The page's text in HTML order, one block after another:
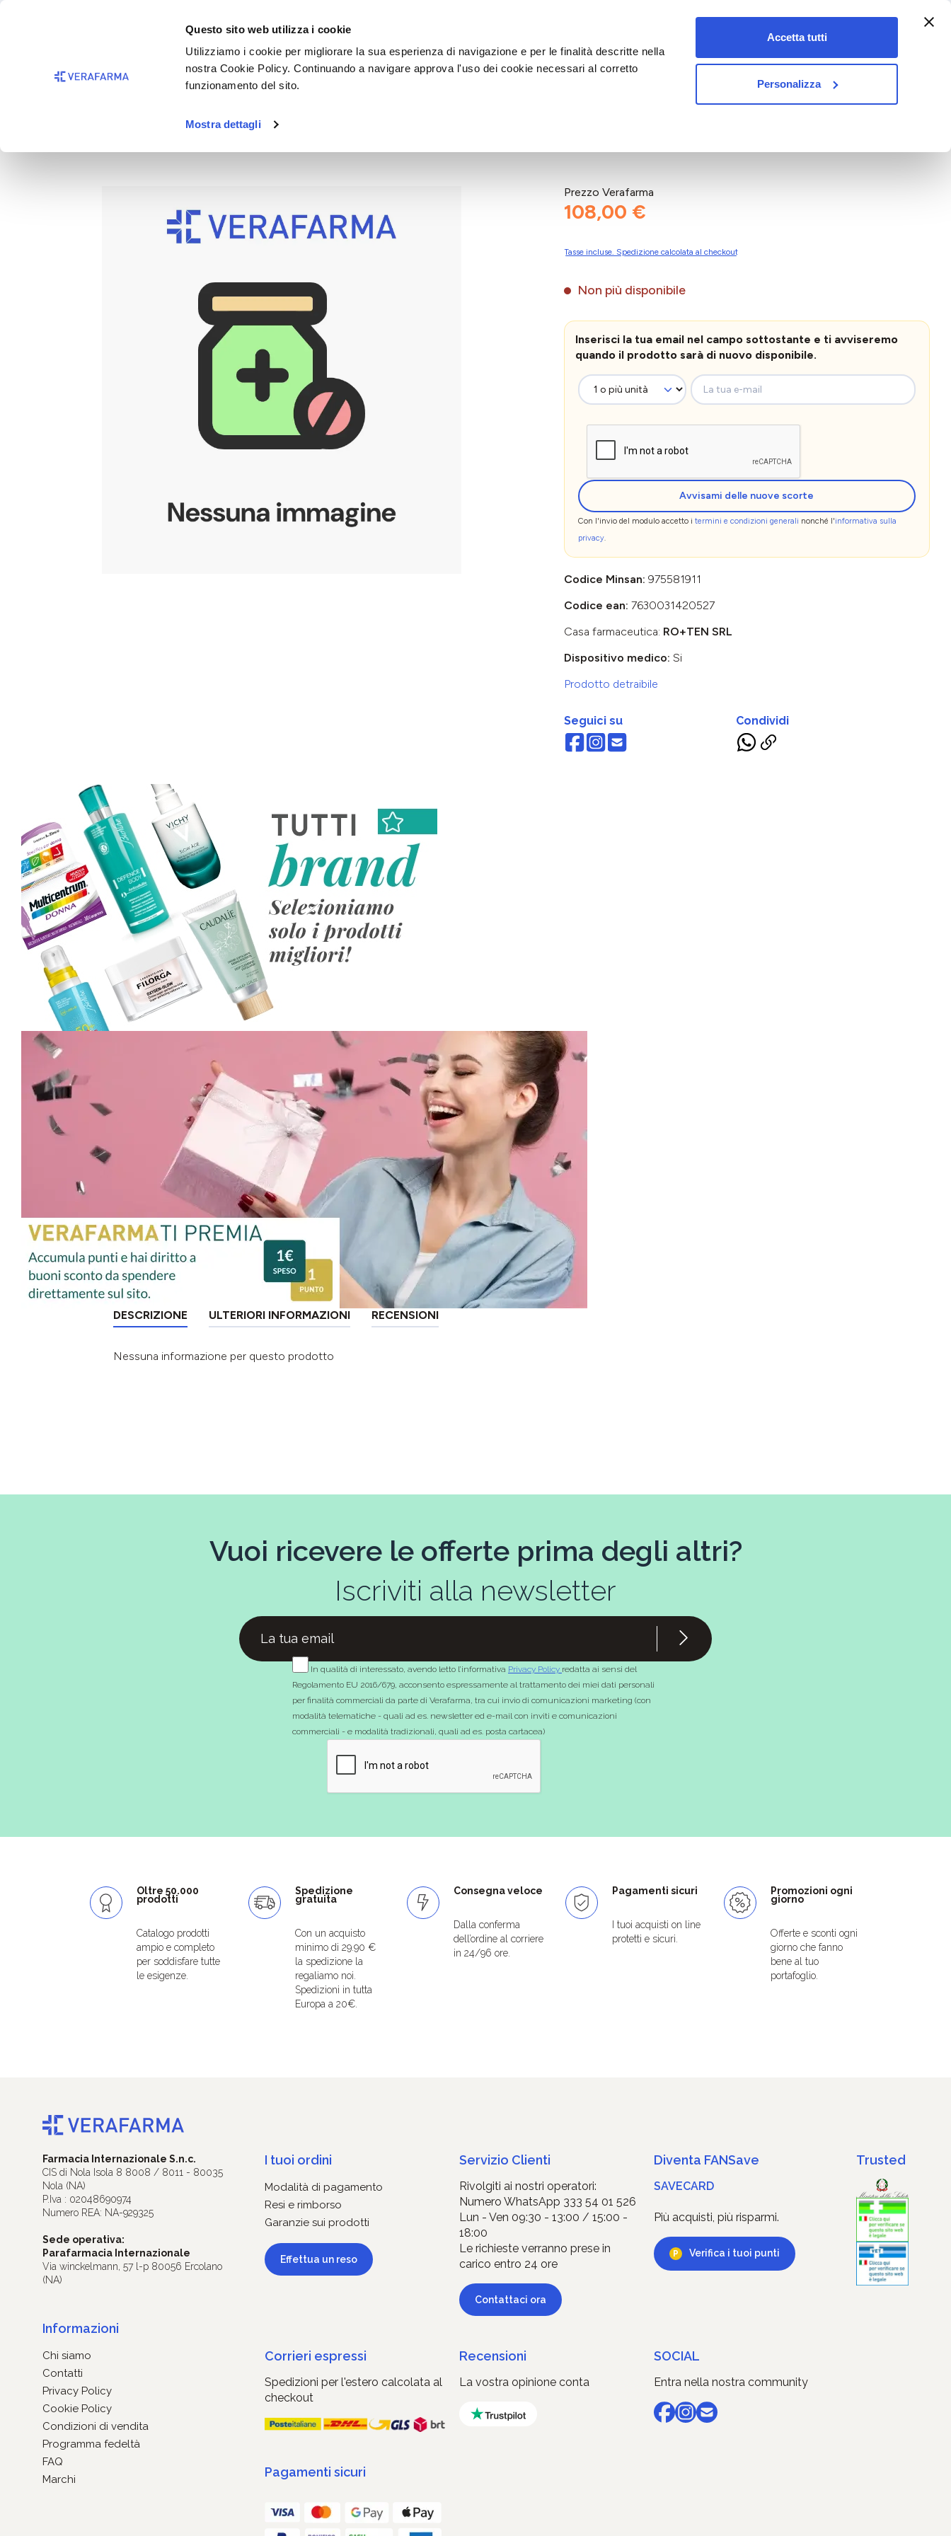
Questo sito web utilizza i cookie
Utilizziamo i cookie per migliorare la sua esperienza di navigazione e per le finalità descritte nella
nostra Cookie Policy. Continuando a navigare approva l'uso dei cookie necessari al corretto
funzionamento del sito.
Mostra dettagli
Accetta tutti
Personalizza
Passa alla navigazione principale
vet&pet
LUMBOSKILL 72 Corsetto Alto M
Prezzo Verafarma
108,00 €
Tasse incluse. Spedizione calcolata al checkout
Non più disponibile
Inserisci la tua email nel campo sottostante e ti avviseremo
quando il prodotto sarà di nuovo disponibile.
La tua e-mail
Avvisami delle nuove scorte
Con l'invio del modulo accetto i termini e condizioni generali nonché l'informativa sulla
privacy.
Codice Minsan: 975581911
Codice ean: 7630031420527
Casa farmaceutica: RO+TEN SRL
Dispositivo medico: Si
Prodotto detraibile
Seguici su Condividi
DESCRIZIONE ULTERIORI INFORMAZIONI RECENSIONI
Nessuna informazione per questo prodotto
Vuoi ricevere le offerte prima degli altri?
Iscriviti alla newsletter
In qualità di interessato, avendo letto l’informativa Privacy Policy redatta ai sensi del
Regolamento EU 2016/679, acconsento espressamente al trattamento dei miei dati personali
per finalità commerciali da parte di Verafarma, tra cui invio di comunicazioni marketing (con
modalità telematiche - quali ad es. newsletter ed e-mail con inviti e comunicazioni
commerciali - e modalità tradizionali, quali ad es. posta cartacea)
Oltre 50.000
prodotti
Catalogo prodotti
ampio e completo
per soddisfare tutte
le esigenze.
Spedizione
gratuita
Con un acquisto
minimo di 29.90 €
la spedizione la
regaliamo noi.
Spedizioni in tutta
Europa a 20€.
Consegna veloce
Dalla conferma
dell’ordine al corriere
in 24/96 ore.
Pagamenti sicuri
I tuoi acquisti on line
protetti e sicuri.
Promozioni ogni
giorno
Offerte e sconti ogni
giorno che fanno
bene al tuo
portafoglio.
Farmacia Internazionale S.n.c.
CIS di Nola Isola 8 8008 / 8011 - 80035
Nola (NA)
P.Iva : 02048690974
Numero REA: NA-929325
Sede operativa:
Parafarmacia Internazionale
Via winckelmann, 57 l-p 80056 Ercolano
(NA)
Informazioni
Chi siamo
Contatti
Privacy Policy
Cookie Policy
Condizioni di vendita
Programma fedeltà
FAQ
Marchi
I tuoi ordini
Modalità di pagamento
Resi e rimborso
Garanzie sui prodotti
Effettua un reso
Servizio Clienti
Rivolgiti ai nostri operatori:
Numero WhatsApp 333 54 01 526
Lun - Ven 09:30 - 13:00 / 15:00 -
18:00
Le richieste verranno prese in
carico entro 24 ore
Contattaci ora
Diventa FANSave
SAVECARD
Più acquisti, più risparmi.
Verifica i tuoi punti
Corrieri espressi
Spedizioni per l'estero calcolata al
checkout
Recensioni
La vostra opinione conta
SOCIAL
Entra nella nostra community
Pagamenti sicuri
Trusted